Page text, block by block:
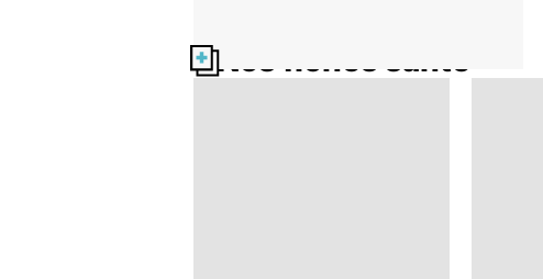
Nos fiches santé